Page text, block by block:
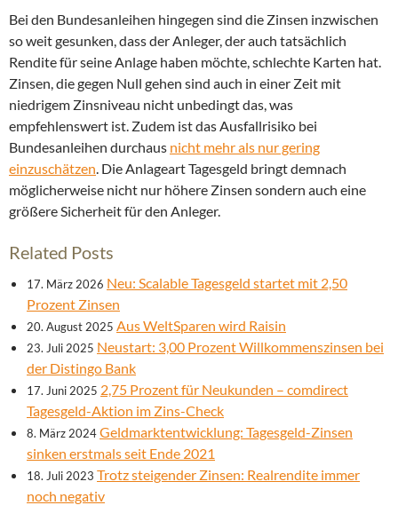
Bei den Bundesanleihen hingegen sind die Zinsen inzwischen
so weit gesunken, dass der Anleger, der auch tatsächlich
Rendite für seine Anlage haben möchte, schlechte Karten hat.
Zinsen, die gegen Null gehen sind auch in einer Zeit mit
niedrigem Zinsniveau nicht unbedingt das, was
empfehlenswert ist. Zudem ist das Ausfallrisiko bei
Bundesanleihen durchaus nicht mehr als nur gering
einzuschätzen. Die Anlageart Tagesgeld bringt demnach
möglicherweise nicht nur höhere Zinsen sondern auch eine
größere Sicherheit für den Anleger.
Related Posts
17. März 2026 Neu: Scalable Tagesgeld startet mit 2,50
Prozent Zinsen
20. August 2025 Aus WeltSparen wird Raisin
23. Juli 2025 Neustart: 3,00 Prozent Willkommenszinsen bei
der Distingo Bank
17. Juni 2025 2,75 Prozent für Neukunden – comdirect
Tagesgeld-Aktion im Zins-Check
8. März 2024Geldmarktentwicklung: Tagesgeld-Zinsen
sinken erstmals seit Ende 2021
18. Juli 2023 Trotz steigender Zinsen: Realrendite immer
noch negativ